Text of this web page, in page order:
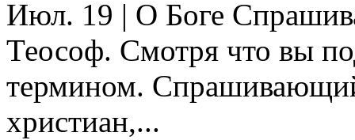
Июл. 19 | О Боге
Теософ. Смотря что вы
термином.
христиан,...